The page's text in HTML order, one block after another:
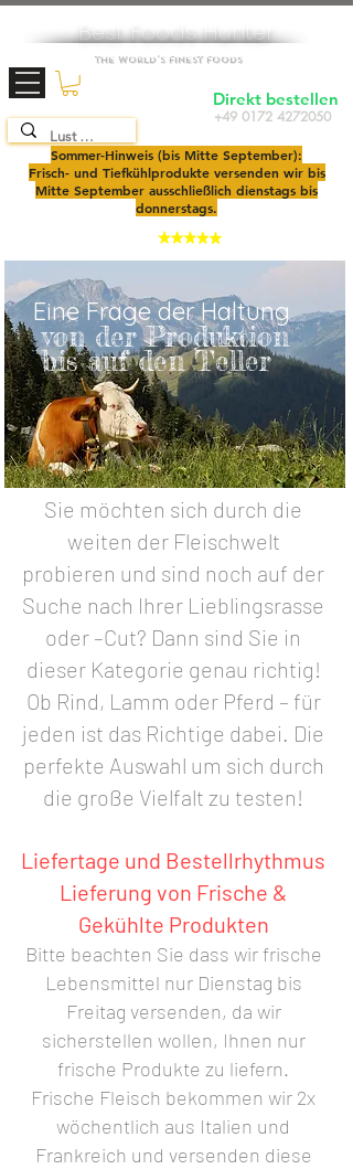
Best Foods Hunter
The World's Finest Foods
+49 0172 4272050
Direkt bestellen
Sommer-Hinweis (bis Mitte September):
Frisch- und Tiefkühlprodukte versenden wir bis
Mitte September ausschließlich dienstags bis
donnerstags.
Eine Frage der Haltung
von der Produktion
bis auf den Teller
Sie möchten sich durch die
weiten der Fleischwelt
probieren und sind noch auf der
Suche nach Ihrer Lieblingsrasse
oder –Cut? Dann sind Sie in
dieser Kategorie genau richtig!
Ob Rind, Lamm oder Pferd – für
jeden ist das Richtige dabei. Die
perfekte Auswahl um sich durch
die große Vielfalt zu testen!
Liefertage und Bestellrhythmus
Lieferung von Frische &
Gekühlte Produkten
Bitte beachten Sie dass wir frische
Lebensmittel nur Dienstag bis
Freitag versenden, da wir
sicherstellen wollen, Ihnen nur
frische Produkte zu liefern.
Frische Fleisch bekommen wir 2x
wöchentlich aus Italien und
Frankreich und versenden diese